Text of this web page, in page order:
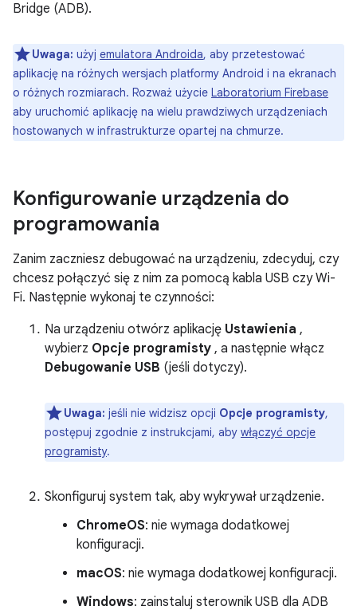
Bridge (ADB).
Uwaga: użyj emulatora Androida, aby przetestować
aplikację na różnych wersjach platformy Android i na ekranach
o różnych rozmiarach. Rozważ użycie Laboratorium Firebase
aby uruchomić aplikację na wielu prawdziwych urządzeniach
hostowanych w infrastrukturze opartej na chmurze.
Konfigurowanie urządzenia do
programowania
Zanim zaczniesz debugować na urządzeniu, zdecyduj, czy
chcesz połączyć się z nim za pomocą kabla USB czy Wi-
Fi. Następnie wykonaj te czynności:
Na urządzeniu otwórz aplikację Ustawienia ,
wybierz Opcje programisty , a następnie włącz
Debugowanie USB (jeśli dotyczy).
Uwaga: jeśli nie widzisz opcji Opcje programisty,
postępuj zgodnie z instrukcjami, aby włączyć opcje
programisty.
Skonfiguruj system tak, aby wykrywał urządzenie.
ChromeOS: nie wymaga dodatkowej
konfiguracji.
macOS: nie wymaga dodatkowej konfiguracji.
Windows: zainstaluj sterownik USB dla ADB